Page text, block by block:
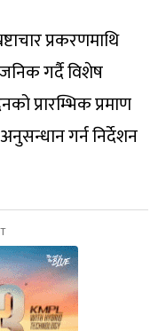
प्रकरणमाथि
गर्दै विशेष
प्रारम्भिक प्रमाण
गर्न निर्देशन